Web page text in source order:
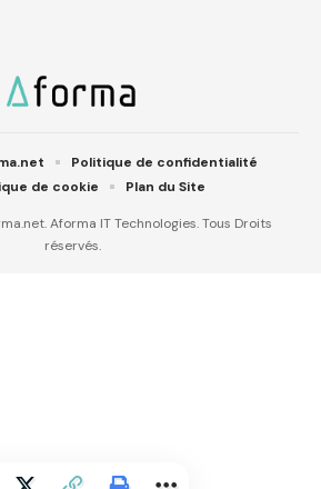
Aforma IT Technologies. Tous Droits
réservés.
Politique de confidentialité
de cookie
Plan du Site